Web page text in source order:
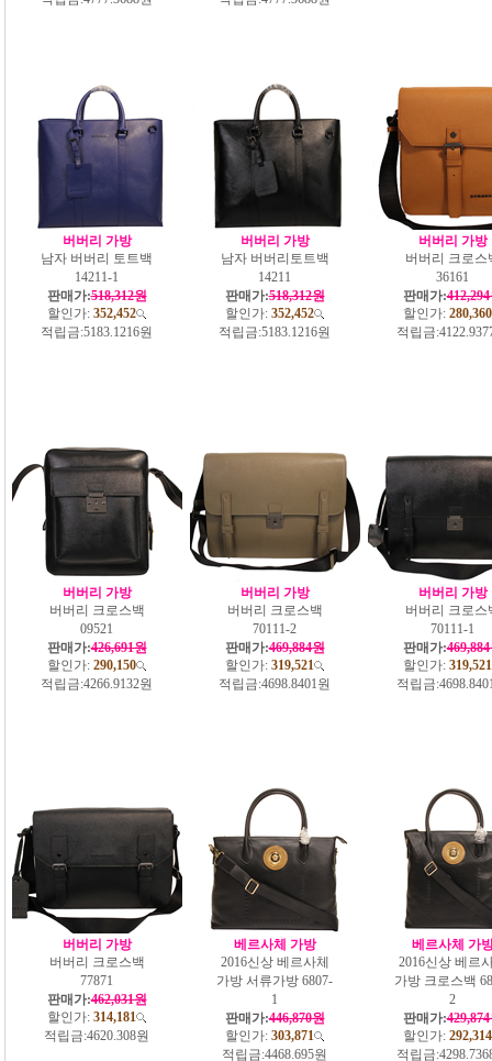
버버리 가방
남자 버버리 토트백
14211-1
판매가:518,312원
할인가: 352,452
적립금:5183.1216원
버버리 가방
남자 버버리토트백
14211
판매가:518,312원
할인가: 352,452
적립금:5183.1216원
버버리 가방
버버리 크로스
36161
판매가:
할인가: 280,360
적립금:
버버리 가방
버버리 크로스백
09521
판매가:426,691원
할인가: 290,150
적립금:4266.9132원
버버리 가방
버버리 크로스백
70111-2
판매가:469,884원
할인가: 319,521
적립금:4698.8401원
버버리 가방
버버리 크로스
70111-1
판매가:
할인가: 319,521
적립금:
버버리 가방
버버리 크로스백
77871
판매가:462,031원
할인가: 314,181
적립금:4620.308원
베르사체 가방
2016신상 베르사체
가방 서류가방 6807-
1
판매가:446,870원
할인가: 303,871
적립금:4468.695원
베르사체 가
2016신상 베르
가방 크로스백
2
판매가:
할인가: 292,314
적립금: